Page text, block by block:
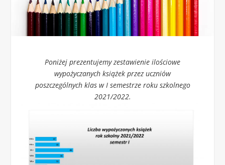
Poniżej prezentujemy zestawienie ilościowe
wypożyczanych książek przez uczniów
poszczególnych klas w I semestrze roku szkolnego
2021/2022.